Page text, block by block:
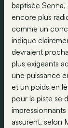
baptisée
encore plus
comme un
indique
devraient
plus exigeants
une puissance
et un poids en
pour la piste se
assurent, selon